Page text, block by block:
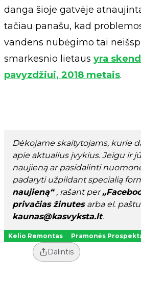
danga šioje gatvėje
tačiau panašu, kad
vandens nubėgimo tai
smarkesnio lietaus yra
pavyzdžiui, 2018 metais.
Dėkojame skaitytojams, kurie
apie aktualius įvykius. Jeigu ir
naujieną ar pasidalinti
padaryti užpildant specialią
naujieną“ , rašant per
privačias žinutes arba el. paštu
kaunas@kasvyksta.lt.
Kelio Remontas Pramonės
Dalintis